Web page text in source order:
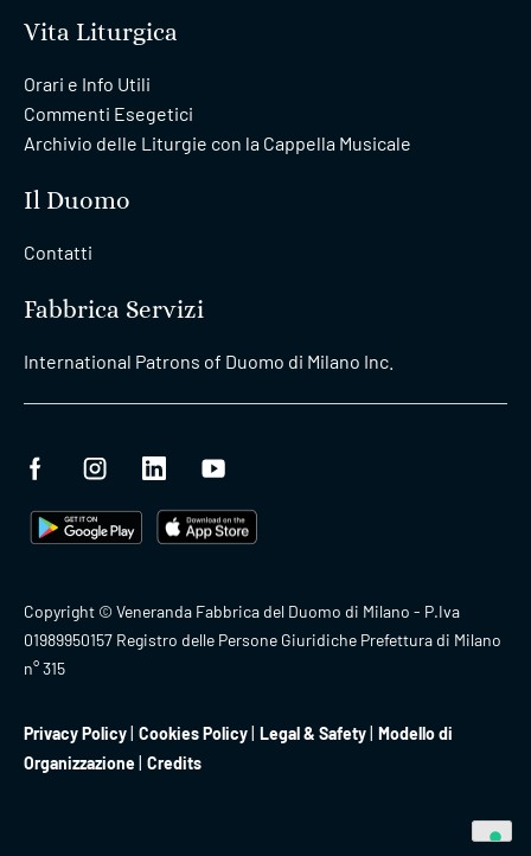
Vita Liturgica
Orari e Info Utili
Commenti Esegetici
Archivio delle Liturgie con la Cappella Musicale
Il Duomo
Contatti
Fabbrica Servizi
International Patrons of Duomo di Milano Inc.
Copyright © Veneranda Fabbrica del Duomo di Milano - P.Iva
01989950157 Registro delle Persone Giuridiche Prefettura di Milano
n° 315
Privacy Policy Cookies Policy Legal & Safety Modello di
Organizzazione Credits